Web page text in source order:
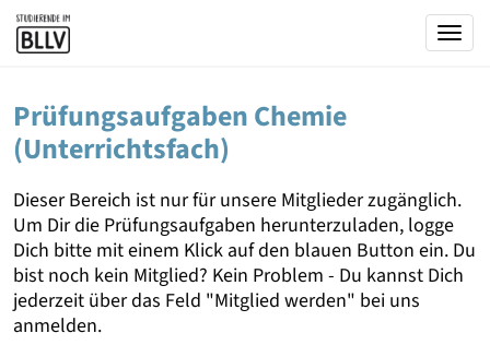
Prüfungsaufgaben Chemie
(Unterrichtsfach)
Dieser Bereich ist nur für unsere Mitglieder zugänglich.
Um Dir die Prüfungsaufgaben herunterzuladen, logge
Dich bitte mit einem Klick auf den blauen Button ein. Du
bist noch kein Mitglied? Kein Problem - Du kannst Dich
jederzeit über das Feld "Mitglied werden" bei uns
anmelden.